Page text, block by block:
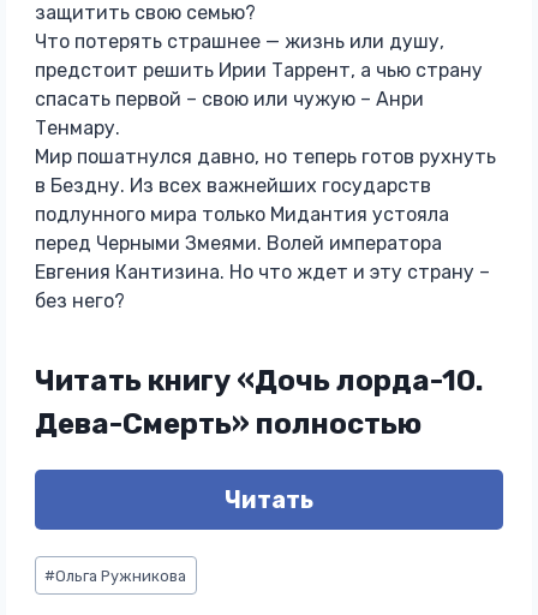
защитить свою семью?
Что потерять страшнее — жизнь или душу,
предстоит решить Ирии Таррент, а чью страну
спасать первой – свою или чужую – Анри
Тенмару.
Мир пошатнулся давно, но теперь готов рухнуть
в Бездну. Из всех важнейших государств
подлунного мира только Мидантия устояла
перед Черными Змеями. Волей императора
Евгения Кантизина. Но что ждет и эту страну –
без него?
Читать книгу «Дочь лорда-10.
Дева-Смерть» полностью
Читать
Метки
записи:
#Ольга Ружникова